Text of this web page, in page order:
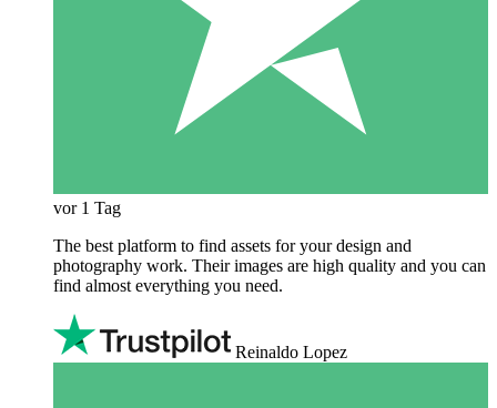
vor 1 Tag
The best platform to find assets for your design and
photography work. Their images are high quality and you can
find almost everything you need.
Reinaldo Lopez